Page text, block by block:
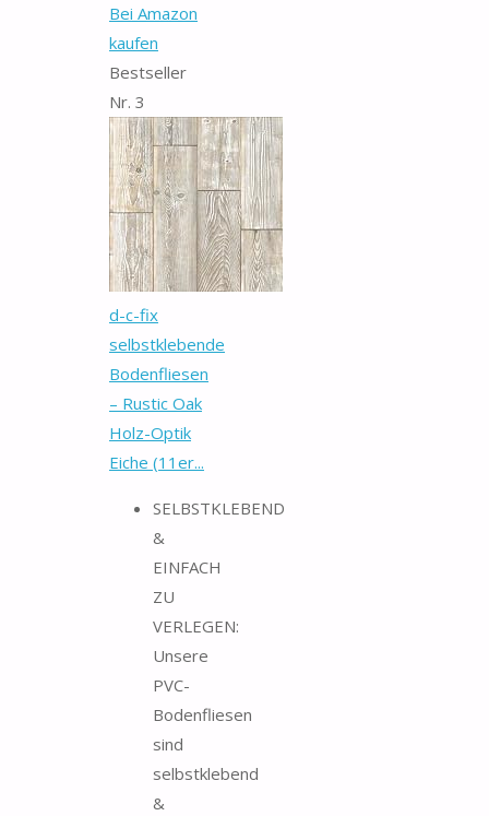
Bei Amazon
kaufen
Bestseller
Nr. 3
d-c-fix
selbstklebende
Bodenfliesen
– Rustic Oak
Holz-Optik
Eiche (11er...
SELBSTKLEBEND
&
EINFACH
ZU
VERLEGEN:
Unsere
PVC-
Bodenfliesen
sind
selbstklebend
&